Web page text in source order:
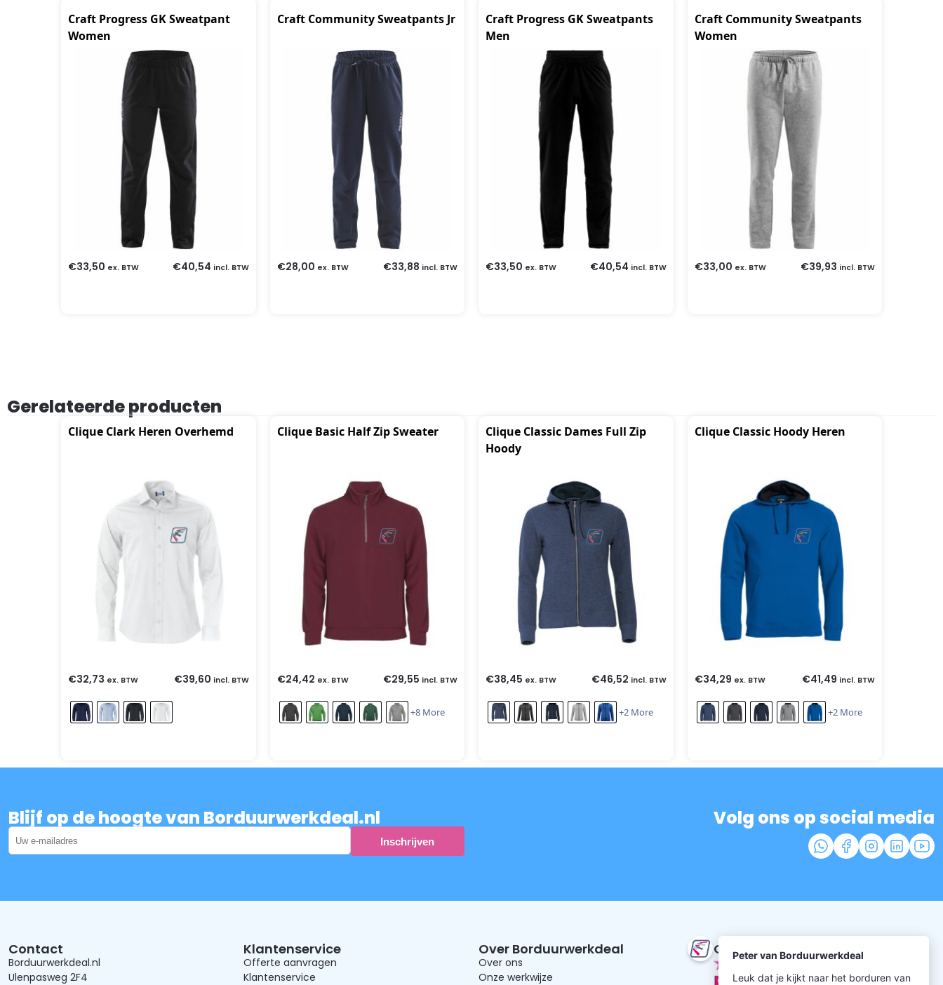
Craft Progress GK Sweatpant
Women
€33,50 ex. BTW €40,54 incl. BTW
Craft Community Sweatpants Jr
€28,00 ex. BTW €33,88 incl. BTW
Craft Progress GK Sweatpants
Men
€33,50 ex. BTW €40,54 incl. BTW
Craft Community Sweatpants
Women
€33,00 ex. BTW €39,93 incl. BTW
Gerelateerde producten
Clique Clark Heren Overhemd
€32,73 ex. BTW €39,60 incl. BTW
Clique Basic Half Zip Sweater
€24,42 ex. BTW €29,55 incl. BTW
+8 More
Clique Classic Dames Full Zip
Hoody
€38,45 ex. BTW €46,52 incl. BTW
+2 More
Clique Classic Hoody Heren
€34,29 ex. BTW €41,49 incl. BTW
+2 More
Blijf op de hoogte van Borduurwerkdeal.nl Volg ons op social media
Contact
Borduurwerkdeal.nl
Ulenpasweg 2F4
Klantenservice
Offerte aanvragen
Klantenservice
Over Borduurwerkdeal
Over ons
Onze werkwijze
Onze beoordeling
9.5uit 352 beoordelingen